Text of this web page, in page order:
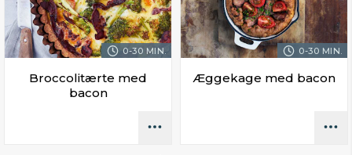
0-30 MIN.
Broccolitærte med
bacon
0-30 MIN.
Æggekage med bacon